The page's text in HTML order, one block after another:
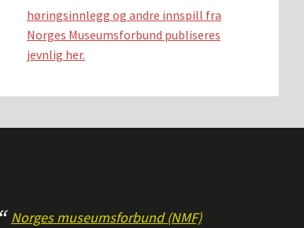
høringsinnlegg og andre innspill fra
Norges Museumsforbund publiseres
jevnlig her.
Norges museumsforbund (NMF)